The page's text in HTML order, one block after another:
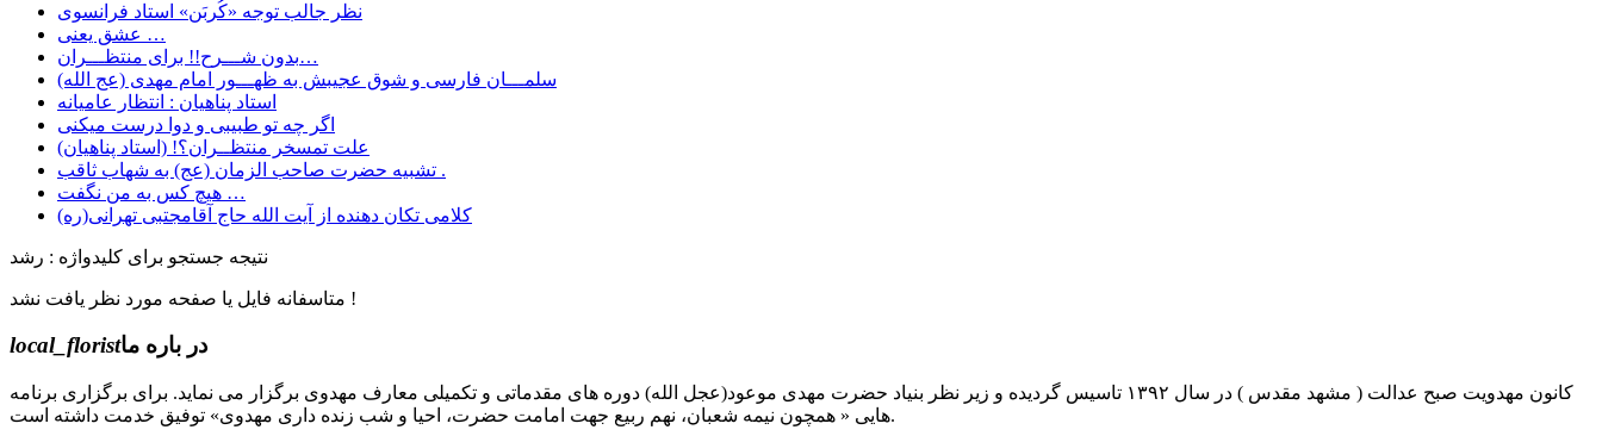
نظر جالب توجه «کُربَن» استاد فرانسوی
عشق یعنی …
بدون شـــرح!! برای منتظـــران…
سلمـــان فارسی و شوق عجیبش به ظهـــور امام مهدی (عج الله)
استاد پناهیان : انتظار عامیانه
اگر چه تو طبیبی و دوا درست میکنی
علت تمسخر منتظــران؟! (استاد پناهیان)
تشبیه حضرت صاحب الزمان (عج) به شهاب ثاقب .
هیچ کس به من نگفت …
کلامی تکان دهنده از آیت الله حاج آقامجتبی تهرانی(ره)
نتیجه جستجو برای کلیدواژه : رشد
متاسفانه فایل یا صفحه مورد نظر یافت نشد !
local_floristدر باره ما
کانون مهدویت صبح عدالت ( مشهد مقدس ) در سال ۱۳۹۲ تاسیس گردیده و زیر نظر بنیاد حضرت مهدی موعود(عجل الله) دوره های مقدماتی و تکمیلی معارف مهدوی برگزار می نماید. برای برگزاری برنامه
هایی « همچون نیمه شعبان، نهم ربیع جهت امامت حضرت، احیا و شب زنده داری مهدوی» توفیق خدمت داشته است.